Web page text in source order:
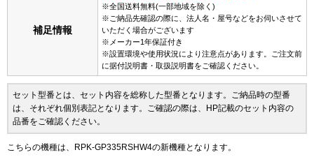
補足情報
※全国送料無料(一部地域を除く)
※ご納品先確認の際に、法人名・屋号などをお伺いさせて
いただく場合がございます
※メーカー1年保証付き
※設置環境や使用状況により注意点があります。ご注文前
に据付説明書・取扱説明書をご確認ください。
セット型番とは、セット内容を総称した型番となります。ご納品時の型番
は、それぞれ個別表記となります。ご確認の際は、HP記載のセット内容の
品番をご確認ください。
こちらの機種は、RPK-GP335RSHW4の新機種となります。